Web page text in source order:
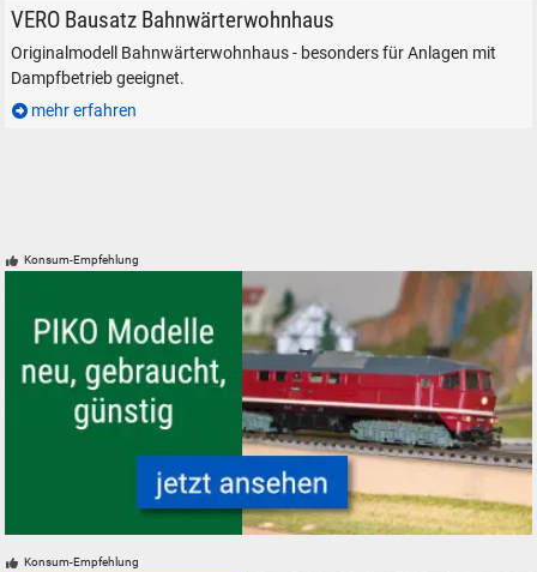
Das Bahnwärterwohnhaus in der VERO-Verpackung der 1980er Jahre.
VERO Bausatz Bahnwärterwohnhaus
Originalmodell Bahnwärterwohnhaus - besonders für Anlagen mit
Dampfbetrieb geeignet.
mehr erfahren
Konsum-Empfehlung
Konsum-Empfehlung